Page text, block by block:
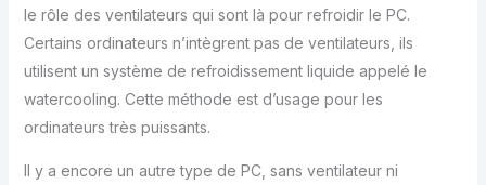
le rôle des ventilateurs qui sont là pour refroidir le PC.
Certains ordinateurs n’intègrent pas de ventilateurs, ils
utilisent un système de refroidissement liquide appelé le
watercooling. Cette méthode est d’usage pour les
ordinateurs très puissants.
Il y a encore un autre type de PC, sans ventilateur ni